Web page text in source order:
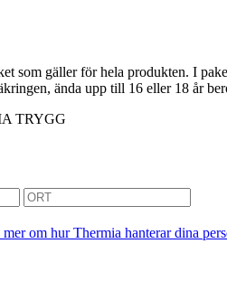
gäller för hela produkten. I
ända upp till 16 eller 18 år
TRYGG
om hur Thermia hanterar dina